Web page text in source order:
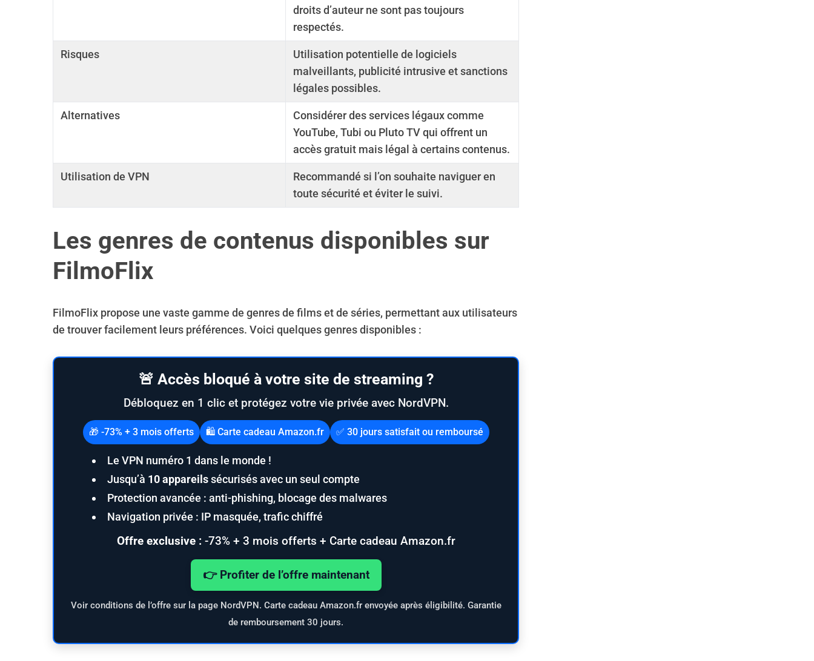
droits d’auteur ne sont pas toujours
respectés.
Risques
Utilisation potentielle de logiciels
malveillants, publicité intrusive et sanctions
légales possibles.
Alternatives
Considérer des services légaux comme
YouTube, Tubi ou Pluto TV qui offrent un
accès gratuit mais légal à certains contenus.
Utilisation de VPN
Recommandé si l’on souhaite naviguer en
toute sécurité et éviter le suivi.
Les genres de contenus disponibles sur
FilmoFlix
FilmoFlix propose une vaste gamme de genres de films et de séries, permettant aux utilisateurs
de trouver facilement leurs préférences. Voici quelques genres disponibles :
🚨 Accès bloqué à votre site de streaming ?
Débloquez en 1 clic et protégez votre vie privée avec NordVPN.
🎁 -73% + 3 mois offerts 🛍️ Carte cadeau Amazon.fr ✅ 30 jours satisfait ou remboursé
Le VPN numéro 1 dans le monde !
Jusqu’à 10 appareilssécurisés avec un seul compte
Protection avancée : anti-phishing, blocage des malwares
Navigation privée : IP masquée, trafic chiffré
Offre exclusive :-73% + 3 mois offerts + Carte cadeau Amazon.fr
👉 Profiter de l’offre maintenant
Voir conditions de l’offre sur la page NordVPN. Carte cadeau Amazon.fr envoyée après éligibilité. Garantie
de remboursement 30 jours.